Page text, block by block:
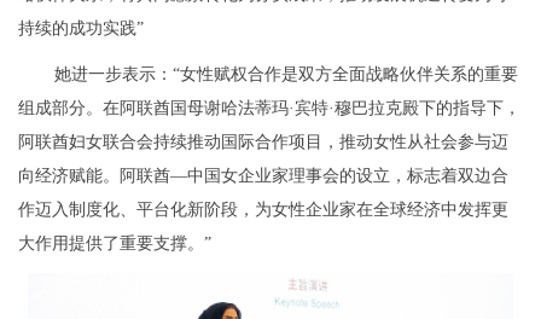
持续的成功实践”
她进一步表示：“女性赋权合作是双方全面战略伙伴关系的重要
组成部分。在阿联酋国母谢哈法蒂玛·宾特·穆巴拉克殿下的指导下，
阿联酋妇女联合会持续推动国际合作项目，推动女性从社会参与迈
向经济赋能。阿联酋—中国女企业家理事会的设立，标志着双边合
作迈入制度化、平台化新阶段，为女性企业家在全球经济中发挥更
大作用提供了重要支撑。”